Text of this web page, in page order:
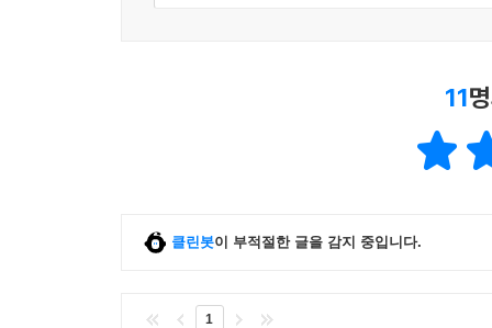
11
클린봇이 부적절한 글을 감지 중입니다.
1